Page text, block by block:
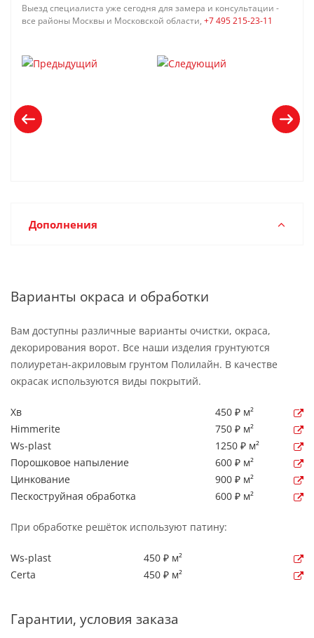
Выезд специалиста уже сегодня для замера и консультации -
все районы Москвы и Московской области, +7 495 215-23-11
Дополнения
Варианты окраса и обработки
Вам доступны различные варианты очистки, окраса,
декорирования ворот. Все наши изделия грунтуются
полиуретан-акриловым грунтом Полилайн. В качестве
окрасак используются виды покрытий.
Хв
450 ₽ м²
Himmerite
750 ₽ м²
Ws-plast
1250 ₽ м²
Порошковое напыление
600 ₽ м²
Цинкование
900 ₽ м²
Пескоструйная обработка
600 ₽ м²
При обработке решёток используют патину:
Ws-plast
450 ₽ м²
Certa
450 ₽ м²
Гарантии, условия заказа